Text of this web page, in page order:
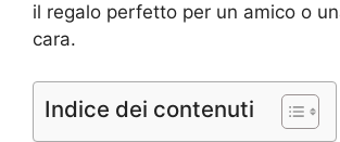
il regalo perfetto per un amico o
cara.
Indice dei contenuti